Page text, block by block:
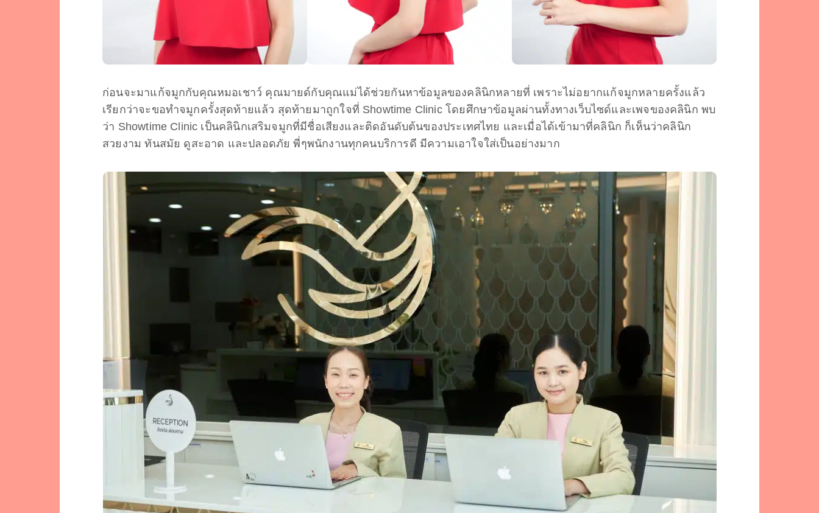
ก่อนจะมาแก้จมูกกับคุณหมอเชาว์ คุณมายด์กับคุณแม่ได้ช่วยกันหาข้อมูลของคลินิกหลายที่ เพราะไม่อยากแก้จมูกหลายครั้งแล้ว
เรียกว่าจะขอทำจมูกครั้งสุดท้ายแล้ว สุดท้ายมาถูกใจที่ Showtime Clinic โดยศึกษาข้อมูลผ่านทั้งทางเว็บไซด์และเพจของคลินิก พบ
ว่า Showtime Clinic เป็นคลินิกเสริมจมูกที่มีชื่อเสียงและติดอันดับต้นของประเทศไทย และเมื่อได้เข้ามาที่คลินิก ก็เห็นว่าคลินิก
สวยงาม ทันสมัย ดูสะอาด และปลอดภัย พี่ๆพนักงานทุกคนบริการดี มีความเอาใจใส่เป็นอย่างมาก